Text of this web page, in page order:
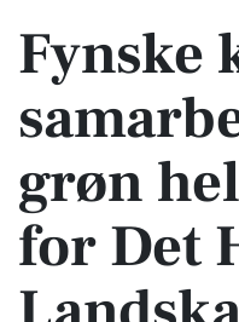
Fynske
grøn
for Det